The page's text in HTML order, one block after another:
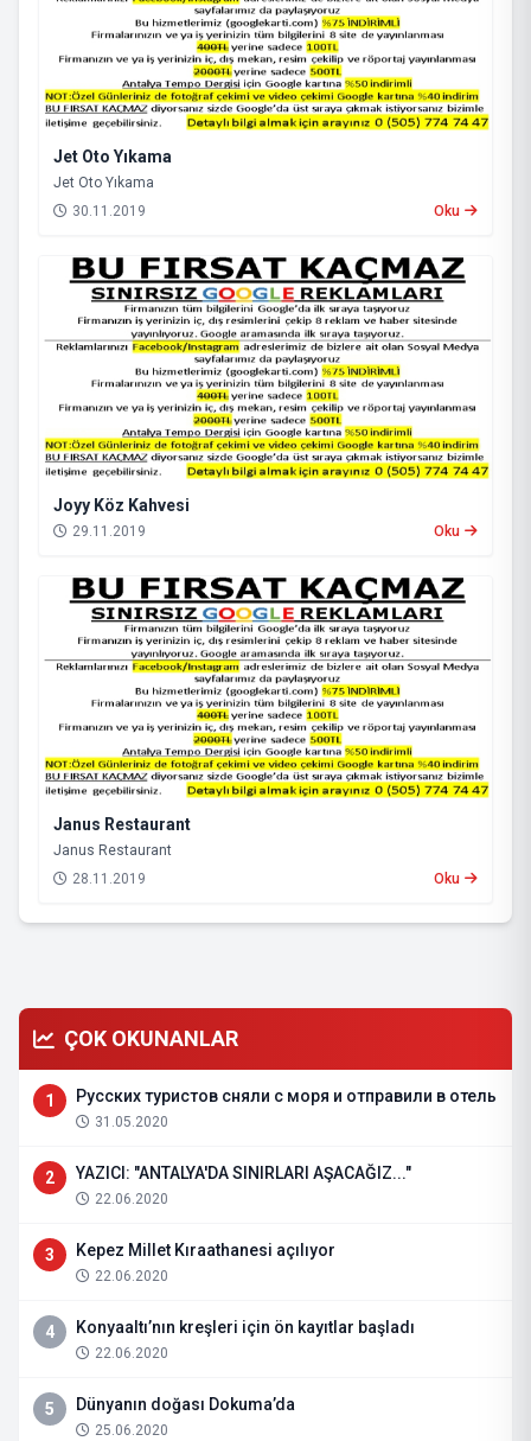
Jet Oto Yıkama
Jet Oto Yıkama
30.11.2019
Oku
Joyy Köz Kahvesi
29.11.2019 Oku
Janus Restaurant
Janus Restaurant
28.11.2019
Oku
ÇOK OKUNANLAR
1 Русских туристов сняли с моря и отправили в отель
31.05.2020
2 YAZICI: "ANTALYA'DA SINIRLARI AŞACAĞIZ..."
22.06.2020
3 Kepez Millet Kıraathanesi açılıyor
22.06.2020
4 Konyaaltı’nın kreşleri için ön kayıtlar başladı
22.06.2020
5 Dünyanın doğası Dokuma’da
25.06.2020